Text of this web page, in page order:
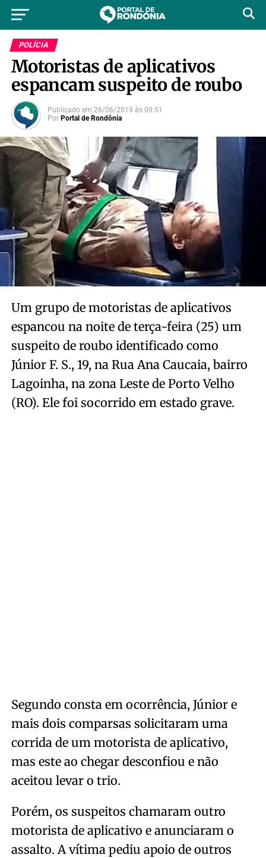
POLÍCIA
Motoristas de aplicativos
espancam suspeito de roubo
Publicado em 26/06/2019 às 09:51
Por Portal de Rondônia
Um grupo de motoristas de aplicativos
espancou na noite de terça-feira (25) um
suspeito de roubo identificado como
Júnior F. S., 19, na Rua Ana Caucaia, bairro
Lagoinha, na zona Leste de Porto Velho
(RO). Ele foi socorrido em estado grave.
Segundo consta em ocorrência, Júnior e
mais dois comparsas solicitaram uma
corrida de um motorista de aplicativo,
mas este ao chegar desconfiou e não
aceitou levar o trio.
Porém, os suspeitos chamaram outro
motorista de aplicativo e anunciaram o
assalto. A vítima pediu apoio de outros